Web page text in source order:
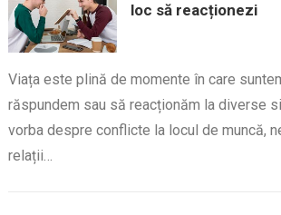
loc să reacționezi
Viața este plină de momente în care
răspundem sau să reacționăm la diverse
vorba despre conflicte la locul de muncă,
relații…